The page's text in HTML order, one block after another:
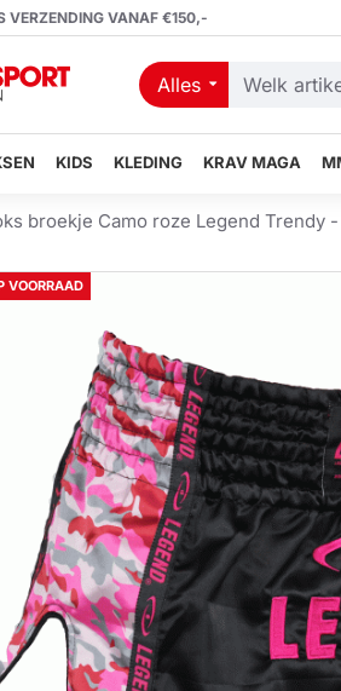
VERZENDING VANAF €150,-
Alles
Welk
zoekt
KIDS KLEDING KRAV MAGA
broekje Camo roze Legend Trendy -
VOORRAAD